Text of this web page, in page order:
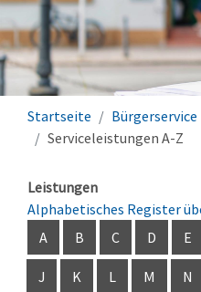
Startseite Bürgerservice
Serviceleistungen A-Z
Leistungen
Alphabetisches Register
A
B C D E
J K L M N